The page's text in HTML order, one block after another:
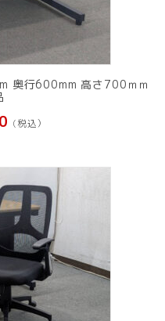
奥行600mm 高さ700ｍｍ
(税込）